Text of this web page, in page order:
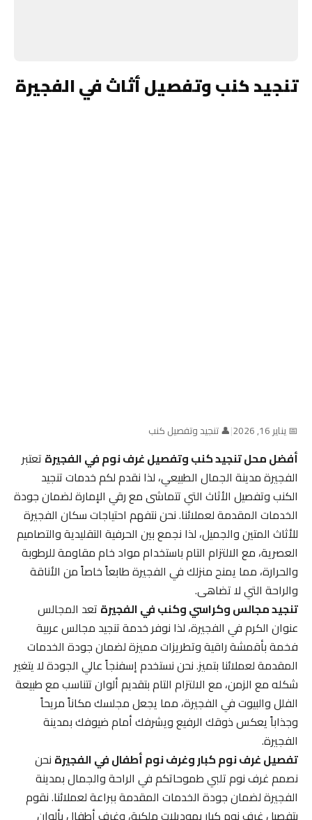
تنجيد كنب وتفصيل أثاث في الفجيرة
📅 يناير 16, 2026 |👤 تنجيد وتفصيل كنب
أفضل محل تنجيد كنب وتفصيل غرف نوم في الفجيرةتعتبر
الفجيرة مدينة الجمال الطبيعي، لذا نقدم لكم خدمات تنجيد
الكنب وتفصيل الأثاث التي تتماشى مع رقي الإمارة لضمان جودة
الخدمات المقدمة لعملائنا. نحن نتفهم احتياجات سكان الفجيرة
للأثاث المتين والجميل، لذا نجمع بين الحرفية التقليدية والتصاميم
العصرية، مع الالتزام التام باستخدام مواد خام مقاومة للرطوبة
والحرارة، مما يمنح منزلك في الفجيرة طابعاً خاصاً من الأناقة
والراحة التي لا تضاهى.
تنجيد مجالس وكراسي وكنب في الفجيرةتعد المجالس
عنوان الكرم في الفجيرة، لذا نوفر خدمة تنجيد مجالس عربية
فخمة بأقمشة راقية وتطريزات مميزة لضمان جودة الخدمات
المقدمة لعملائنا بتميز. نحن نستخدم إسفنجاً عالي الجودة لا يتغير
شكله مع الزمن، مع الالتزام التام بتقديم ألوان تتناسب مع طبيعة
الفلل والبيوت في الفجيرة، مما يجعل مجلسك مكاناً مريحاً
وجذاباً يعكس ذوقك الرفيع ويشرفك أمام ضيوفك بمدينة
الفجيرة.
تفصيل غرف نوم كبار وغرف نوم أطفال في الفجيرةنحن
نصمم غرف نوم تلبي طموحاتكم في الراحة والجمال بمدينة
الفجيرة لضمان جودة الخدمات المقدمة ببراعة لعملائنا. نقوم